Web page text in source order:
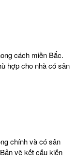
cách miền Bắc.
hợp cho nhà có sân
chính và có sân
vẽ kết cấu kiến